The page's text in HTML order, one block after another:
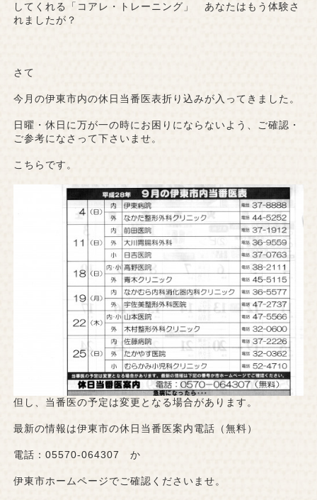
してくれる「コアレ・トレーニング」 あなたはもう体験さ
れましたが？
さて
今月の伊東市内の休日当番医表折り込みが入ってきました。
日曜・休日に万が一の時にお困りにならないよう、ご確認・
ご参考になさって下さいませ。
こちらです。
但し、当番医の予定は変更となる場合があります。
最新の情報は伊東市の休日当番医案内電話（無料）
電話：05570-064307 か
伊東市ホームページでご確認くださいませ。